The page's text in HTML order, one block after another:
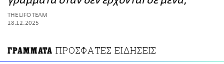
ΑΜΠΑ
PRINT
THE LIFO TEAM
18.12.2025
ΓΡΑΜΜΑΤΑ ΠΡΟΣΦΑΤΕΣ ΕΙΔΗΣΕΙΣ